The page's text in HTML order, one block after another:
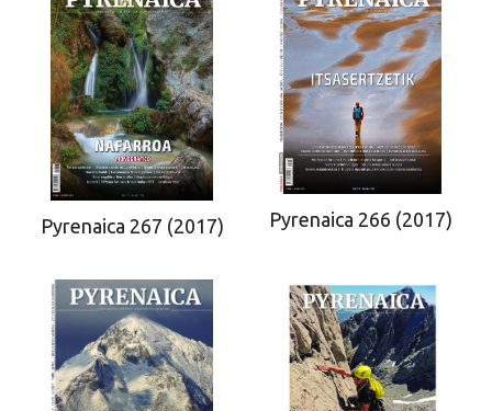
Pyrenaica 267 (2017) Pyrenaica 266 (2017)